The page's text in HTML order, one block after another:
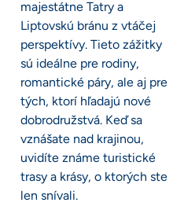
majestátne Tatry a
Liptovskú bránu z vtáčej
perspektívy. Tieto zážitky
sú ideálne pre rodiny,
romantické páry, ale aj pre
tých, ktorí hľadajú nové
dobrodružstvá. Keď sa
vznášate nad krajinou,
uvidíte známe turistické
trasy a krásy, o ktorých ste
len snívali.